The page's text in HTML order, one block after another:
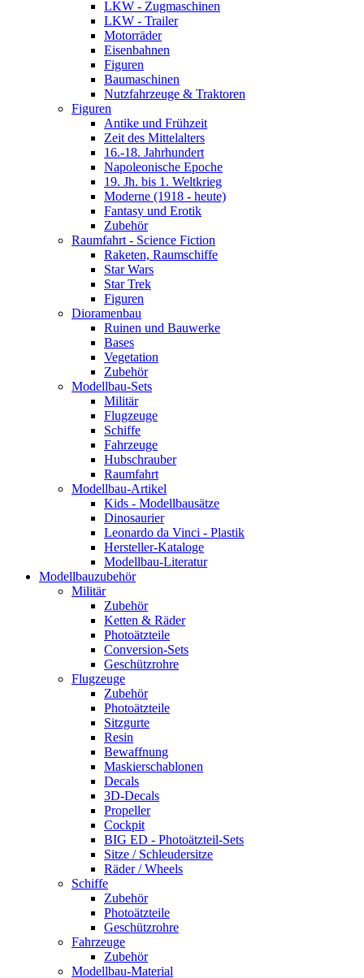
LKW - Zugmaschinen
LKW - Trailer
Motorräder
Eisenbahnen
Figuren
Baumaschinen
Nutzfahrzeuge & Traktoren
Figuren
Antike und Frühzeit
Zeit des Mittelalters
16.-18. Jahrhundert
Napoleonische Epoche
19. Jh. bis 1. Weltkrieg
Moderne (1918 - heute)
Fantasy und Erotik
Zubehör
Raumfahrt - Science Fiction
Raketen, Raumschiffe
Star Wars
Star Trek
Figuren
Dioramenbau
Ruinen und Bauwerke
Bases
Vegetation
Zubehör
Modellbau-Sets
Militär
Flugzeuge
Schiffe
Fahrzeuge
Hubschrauber
Raumfahrt
Modellbau-Artikel
Kids - Modellbausätze
Dinosaurier
Leonardo da Vinci - Plastik
Hersteller-Kataloge
Modellbau-Literatur
Modellbauzubehör
Militär
Zubehör
Ketten & Räder
Photoätzteile
Conversion-Sets
Geschützrohre
Flugzeuge
Zubehör
Photoätzteile
Sitzgurte
Resin
Bewaffnung
Maskierschablonen
Decals
3D-Decals
Propeller
Cockpit
BIG ED - Photoätzteil-Sets
Sitze / Schleudersitze
Räder / Wheels
Schiffe
Zubehör
Photoätzteile
Geschützrohre
Fahrzeuge
Zubehör
Modellbau-Material